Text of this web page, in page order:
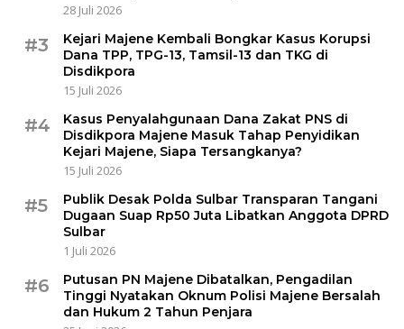
28 Juli 2026
#3
Kejari Majene Kembali Bongkar Kasus Korupsi
Dana TPP, TPG-13, Tamsil-13 dan TKG di
Disdikpora
15 Juli 2026
#4
Kasus Penyalahgunaan Dana Zakat PNS di
Disdikpora Majene Masuk Tahap Penyidikan
Kejari Majene, Siapa Tersangkanya?
15 Juli 2026
#5
Publik Desak Polda Sulbar Transparan Tangani
Dugaan Suap Rp50 Juta Libatkan Anggota DPRD
Sulbar
1 Juli 2026
#6
Putusan PN Majene Dibatalkan, Pengadilan
Tinggi Nyatakan Oknum Polisi Majene Bersalah
dan Hukum 2 Tahun Penjara